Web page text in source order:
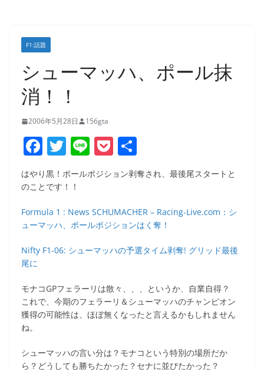
F1:話題
シューマッハ、ポール抹
消！！
2006年5月28日 156gta
F
a
c
e
b
o
T
w
itt
er
Li
n
e
P
o
ck
et
有
はやり黒！ポールポジション剥奪され、最後尾スタートと
のことです！！
Formula 1 : News SCHUMACHER – Racing-Live.com：シ
ューマッハ、ポールポジションはく奪！
Nifty F1-06: シューマッハの予選タイム剥奪! グリッド最後
尾に
モナコGPフェラーリは散々、、、というか、自業自得？
これで、今期のフェラーリ＆シューマッハのチャンピオン
獲得の可能性は、ほぼ無くなったと言えるかもしれません
ね。
シューマッハの言い分は？モナコという特別の場所だか
ら？どうしても勝ちたかった？セナに並びたかった？